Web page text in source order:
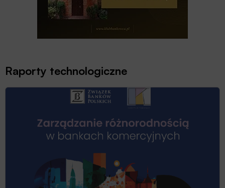
Raporty technologiczne